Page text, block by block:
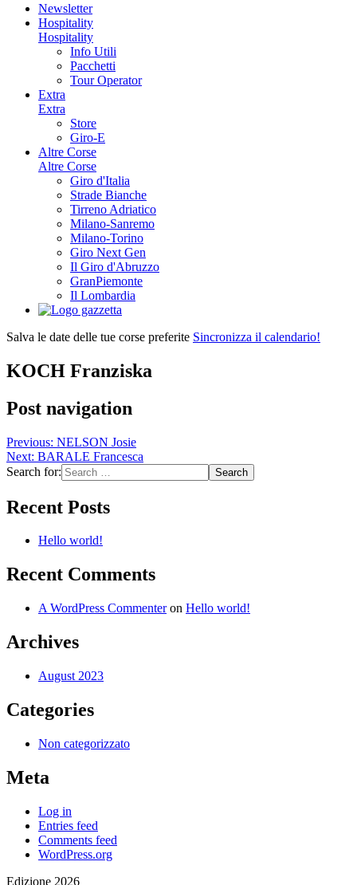
Newsletter
Hospitality
Hospitality
Info Utili
Pacchetti
Tour Operator
Extra
Extra
Store
Giro-E
Altre Corse
Altre Corse
Giro d'Italia
Strade Bianche
Tirreno Adriatico
Milano-Sanremo
Milano-Torino
Giro Next Gen
Il Giro d'Abruzzo
GranPiemonte
Il Lombardia
Salva le date delle tue corse preferite Sincronizza il calendario!
KOCH Franziska
Post navigation
Previous: NELSON Josie
Next: BARALE Francesca
Search for:
Recent Posts
Hello world!
Recent Comments
A WordPress Commenteron Hello world!
Archives
August 2023
Categories
Non categorizzato
Meta
Log in
Entries feed
Comments feed
WordPress.org
Edizione 2026